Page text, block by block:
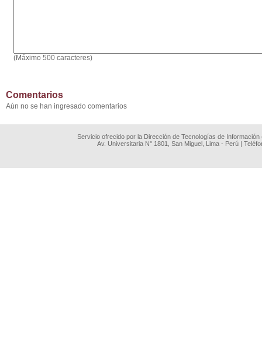
(Máximo 500 caracteres)
Comentarios
Aún no se han ingresado comentarios
Servicio ofrecido por la Dirección de Tecnologías de
Av. Universitaria N° 1801, San Miguel, Lima - Perú |